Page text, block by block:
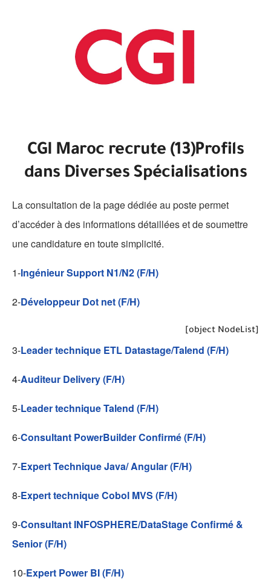
CGI Maroc recrute (13)Profils
dans Diverses Spécialisations
La consultation de la page dédiée au poste permet
d’accéder à des informations détaillées et de soumettre
une candidature en toute simplicité.
1-Ingénieur Support N1/N2 (F/H)
2-Développeur Dot net (F/H)
[object NodeList]
3-Leader technique ETL Datastage/Talend (F/H)
4-Auditeur Delivery (F/H)
5-Leader technique Talend (F/H)
6-Consultant PowerBuilder Confirmé (F/H)
7-Expert Technique Java/ Angular (F/H)
8-Expert technique Cobol MVS (F/H)
9-Consultant INFOSPHERE/DataStage Confirmé &
Senior (F/H)
10-Expert Power BI (F/H)